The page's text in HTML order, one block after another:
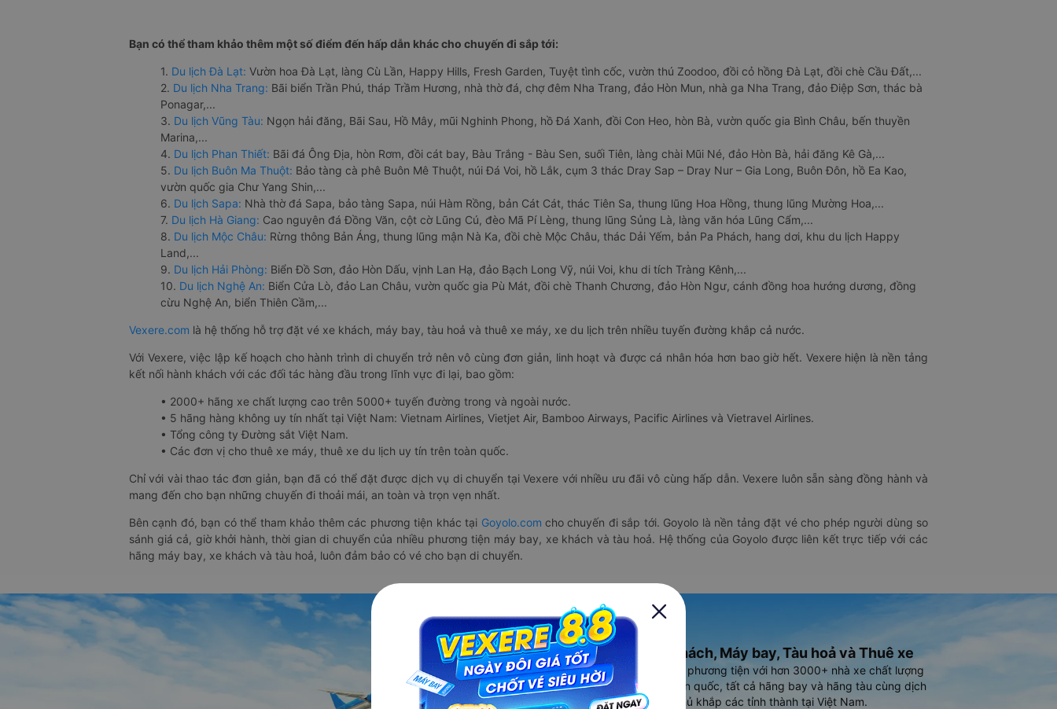
Bạn có thể tham khảo thêm một số điểm đến hấp dẫn khác cho chuyến đi sắp tới:
1. Du lịch Đà Lạt: Vườn hoa Đà Lạt, làng Cù Lần, Happy Hills, Fresh Garden, Tuyệt tình cốc, vườn thú Zoodoo, đồi cỏ hồng Đà Lạt, đồi chè Cầu Đất,...
2. Du lịch Nha Trang: Bãi biển Trần Phú, tháp Trầm Hương, nhà thờ đá, chợ đêm Nha Trang, đảo Hòn Mun, nhà ga Nha Trang, đảo Điệp Sơn, thác bà
Ponagar,...
3. Du lịch Vũng Tàu: Ngọn hải đăng, Bãi Sau, Hồ Mây, mũi Nghinh Phong, hồ Đá Xanh, đồi Con Heo, hòn Bà, vườn quốc gia Bình Châu, bến thuyền
Marina,...
4. Du lịch Phan Thiết: Bãi đá Ông Địa, hòn Rơm, đồi cát bay, Bàu Trắng - Bàu Sen, suối Tiên, làng chài Mũi Né, đảo Hòn Bà, hải đăng Kê Gà,...
5. Du lịch Buôn Ma Thuột: Bảo tàng cà phê Buôn Mê Thuột, núi Đá Voi, hồ Lắk, cụm 3 thác Dray Sap – Dray Nur – Gia Long, Buôn Đôn, hồ Ea Kao,
vườn quốc gia Chư Yang Shin,...
6. Du lịch Sapa: Nhà thờ đá Sapa, bảo tàng Sapa, núi Hàm Rồng, bản Cát Cát, thác Tiên Sa, thung lũng Hoa Hồng, thung lũng Mường Hoa,...
7. Du lịch Hà Giang: Cao nguyên đá Đồng Văn, cột cờ Lũng Cú, đèo Mã Pí Lèng, thung lũng Sủng Là, làng văn hóa Lũng Cẩm,...
8. Du lịch Mộc Châu: Rừng thông Bản Áng, thung lũng mận Nà Ka, đồi chè Mộc Châu, thác Dải Yếm, bản Pa Phách, hang dơi, khu du lịch Happy
Land,...
9. Du lịch Hải Phòng: Biển Đồ Sơn, đảo Hòn Dấu, vịnh Lan Hạ, đảo Bạch Long Vỹ, núi Voi, khu di tích Tràng Kênh,...
10. Du lịch Nghệ An: Biển Cửa Lò, đảo Lan Châu, vườn quốc gia Pù Mát, đồi chè Thanh Chương, đảo Hòn Ngư, cánh đồng hoa hướng dương, đồng
cừu Nghệ An, biển Thiên Cầm,...
Vexere.com là hệ thống hỗ trợ đặt vé xe khách, máy bay, tàu hoả và thuê xe máy, xe du lịch trên nhiều tuyến đường khắp cả nước.
Với Vexere, việc lập kế hoạch cho hành trình di chuyển trở nên vô cùng đơn giản, linh hoạt và được cá nhân hóa hơn bao giờ hết. Vexere hiện là nền tảng
kết nối hành khách với các đối tác hàng đầu trong lĩnh vực đi lại, bao gồm:
• 2000+ hãng xe chất lượng cao trên 5000+ tuyến đường trong và ngoài nước.
• 5 hãng hàng không uy tín nhất tại Việt Nam: Vietnam Airlines, Vietjet Air, Bamboo Airways, Pacific Airlines và Vietravel Airlines.
• Tổng công ty Đường sắt Việt Nam.
• Các đơn vị cho thuê xe máy, thuê xe du lịch uy tín trên toàn quốc.
Chỉ với vài thao tác đơn giản, bạn đã có thể đặt được dịch vụ di chuyển tại Vexere với nhiều ưu đãi vô cùng hấp dẫn. Vexere luôn sẵn sàng đồng hành và
mang đến cho bạn những chuyến đi thoải mái, an toàn và trọn vẹn nhất.
Bên cạnh đó, bạn có thể tham khảo thêm các phương tiện khác tại Goyolo.com cho chuyến đi sắp tới. Goyolo là nền tảng đặt vé cho phép người dùng so
sánh giá cả, giờ khởi hành, thời gian di chuyển của nhiều phương tiện máy bay, xe khách và tàu hoả. Hệ thống của Goyolo được liên kết trực tiếp với các
hãng máy bay, xe khách và tàu hoả, luôn đảm bảo có vé cho bạn di chuyển.
Ứng dụng đặt vé Xe khách, Máy bay, Tàu hoả và Thuê xe
Vexere - ứng dụng đặt vé đa phương tiện với hơn 3000+ nhà xe chất lượng
cao, 5000+ tuyến đường toàn quốc, tất cả hãng bay và hãng tàu cùng dịch
vụ thuê xe máy, xe du lịch phủ khắp các tỉnh thành tại Việt Nam.